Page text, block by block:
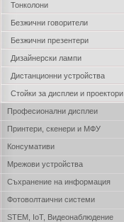
Тонколони
Безжични говорители
Безжични презентери
Дизайнерски лампи
Дистанционни устройства
Стойки за дисплеи и проектори
Професионални дисплеи
Принтери, скенери и МФУ
Консумативи
Мрежови устройства
Съхранение на информация
Фотоволтаични системи
STEM, IoT, Видеонаблюдение